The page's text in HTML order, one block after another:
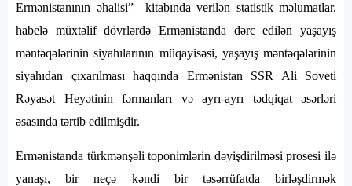
Ermənistanının əhalisi” kitabında verilən statistik məlumatlar,
habelə müxtəlif dövrlərdə Ermənistanda dərc edilən yaşayış
məntəqələrinin siyahılarının müqayisəsi, yaşayış məntəqələrinin
siyahıdan çıxarılması haqqında Ermənistan SSR Ali Soveti
Rəyasət Heyətinin fərmanları və ayrı-ayrı tədqiqat əsərləri
əsasında tərtib edilmişdir.
Ermənistanda türkmənşəli toponimlərin dəyişdirilməsi prosesi ilə
yanaşı, bir neçə kəndi bir təsərrüfatda birləşdirmək